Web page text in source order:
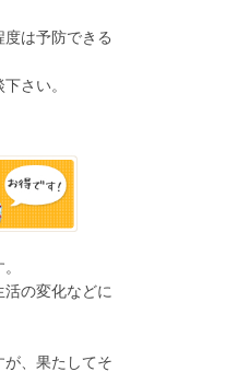
度は予防できる
さい。
の変化などに
、果たしてそ